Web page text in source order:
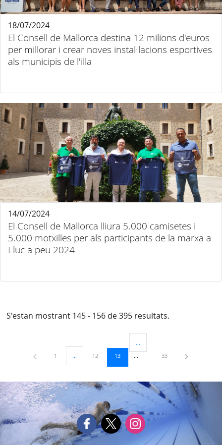
El Consell de Mallorca destina 12 milions d'euros
per millorar i crear noves instal·lacions esportives
als municipis de l'illa
18/07/2024
El Consell de Mallorca lliura 5.000 camisetes i
5.000 motxilles per als participants de la marxa a
Lluc a peu 2024
14/07/2024
S'estan mostrant 145 - 156 de 395 resultats.
Pàgina
1 ...Pàgines intermèdies Utilitzeu TAB per navegar.
Pàgina
12 Pàgina
13
Pàgines intermèdies Utilitzeu
Pàgina
33